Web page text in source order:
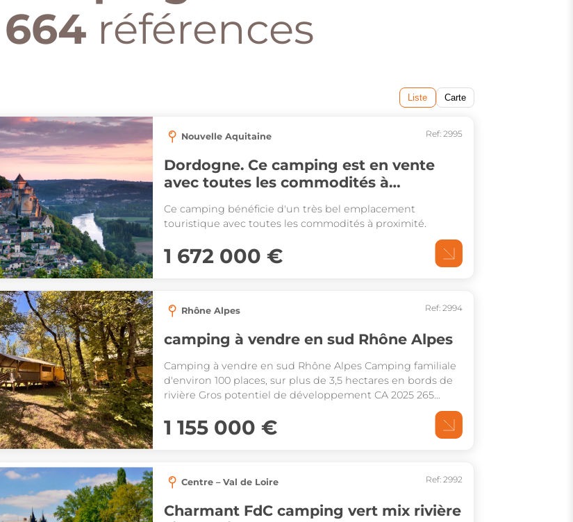
664 références
Liste Carte
Nouvelle Aquitaine Ref: 2995
Dordogne. Ce camping est en vente
avec toutes les commodités à
Ce camping bénéficie d'un très bel emplacement
touristique avec toutes les commodités à proximité.
1 672 000 €
Rhône Alpes Ref: 2994
camping à vendre en sud Rhône Alpes
Camping à vendre en sud Rhône Alpes Camping familiale
d'environ 100 places, sur plus de 3,5 hectares en bords de
rivière Gros potentiel de développement CA 2025 265
1 155 000 €
Centre – Val de Loire Ref: 2992
Charmant FdC camping vert mix rivière